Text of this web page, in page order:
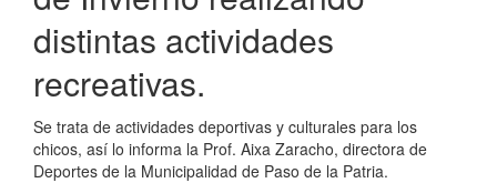
distintas actividades
recreativas.
Se trata de actividades deportivas y culturales para los
chicos, así lo informa la Prof. Aixa Zaracho, directora de
Deportes de la Municipalidad de Paso de la Patria.